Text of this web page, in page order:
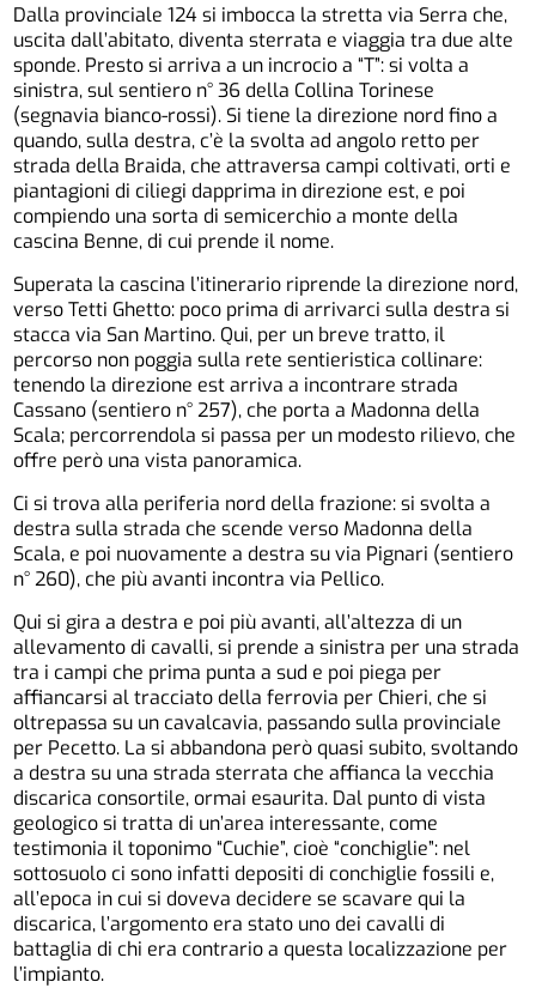
Dalla provinciale 124 si imbocca la stretta via Serra che,
uscita dall’abitato, diventa sterrata e viaggia tra due alte
sponde. Presto si arriva a un incrocio a “T”: si volta a
sinistra, sul sentiero n° 36 della Collina Torinese
(segnavia bianco-rossi). Si tiene la direzione nord fino a
quando, sulla destra, c’è la svolta ad angolo retto per
strada della Braida, che attraversa campi coltivati, orti e
piantagioni di ciliegi dapprima in direzione est, e poi
compiendo una sorta di semicerchio a monte della
cascina Benne, di cui prende il nome.
Superata la cascina l’itinerario riprende la direzione nord,
verso Tetti Ghetto: poco prima di arrivarci sulla destra si
stacca via San Martino. Qui, per un breve tratto, il
percorso non poggia sulla rete sentieristica collinare:
tenendo la direzione est arriva a incontrare strada
Cassano (sentiero n° 257), che porta a Madonna della
Scala; percorrendola si passa per un modesto rilievo, che
offre però una vista panoramica.
Ci si trova alla periferia nord della frazione: si svolta a
destra sulla strada che scende verso Madonna della
Scala, e poi nuovamente a destra su via Pignari (sentiero
n° 260), che più avanti incontra via Pellico.
Qui si gira a destra e poi più avanti, all’altezza di un
allevamento di cavalli, si prende a sinistra per una strada
tra i campi che prima punta a sud e poi piega per
affiancarsi al tracciato della ferrovia per Chieri, che si
oltrepassa su un cavalcavia, passando sulla provinciale
per Pecetto. La si abbandona però quasi subito, svoltando
a destra su una strada sterrata che affianca la vecchia
discarica consortile, ormai esaurita. Dal punto di vista
geologico si tratta di un’area interessante, come
testimonia il toponimo “Cuchie”, cioè “conchiglie”: nel
sottosuolo ci sono infatti depositi di conchiglie fossili e,
all’epoca in cui si doveva decidere se scavare qui la
discarica, l’argomento era stato uno dei cavalli di
battaglia di chi era contrario a questa localizzazione per
l’impianto.